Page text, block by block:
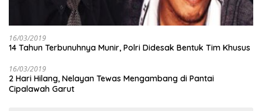
16/03/2019
14 Tahun Terbunuhnya Munir, Polri Didesak Bentuk Tim Khusus
16/03/2019
2 Hari Hilang, Nelayan Tewas Mengambang di Pantai
Cipalawah Garut